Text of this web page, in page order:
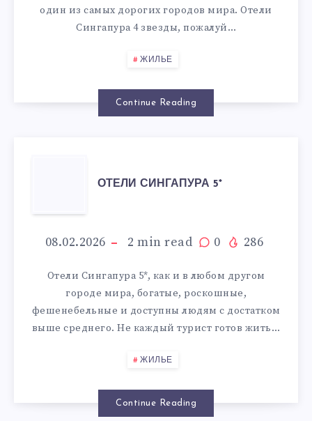
один из самых дорогих городов мира. Отели
Сингапура 4 звезды, пожалуй…
ЖИЛЬЕ
Continue Reading
ОТЕЛИ
СИНГАПУРА
5*
ОТЕЛИ СИНГАПУРА 5*
08.02.2026 2 min read 0 286
Отели Сингапура 5*, как и в любом другом
городе мира, богатые, роскошные,
фешенебельные и доступны людям с достатком
выше среднего. Не каждый турист готов жить…
ЖИЛЬЕ
Continue Reading